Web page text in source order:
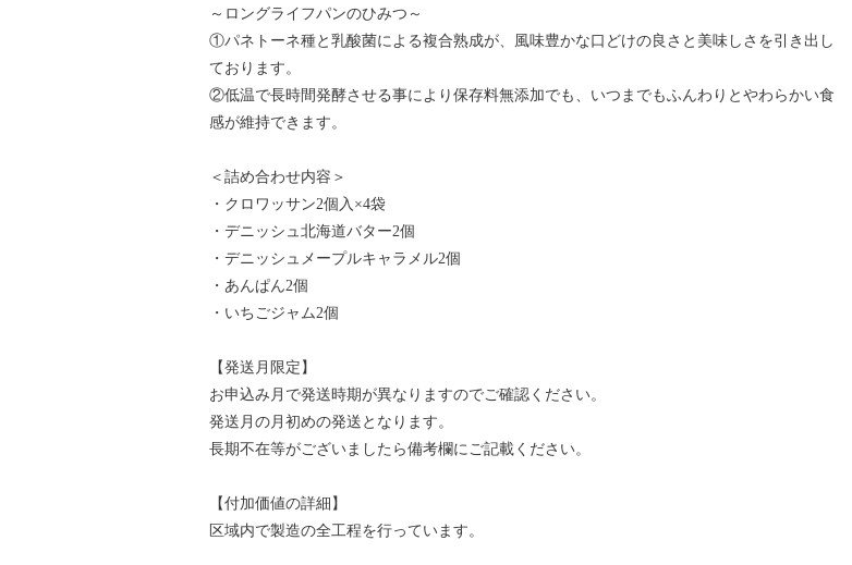
～ロングライフパンのひみつ～
①パネトーネ種と乳酸菌による複合熟成が、風味豊かな口どけの良さと美味しさを引き出し
ております。
②低温で長時間発酵させる事により保存料無添加でも、いつまでもふんわりとやわらかい食
感が維持できます。
＜詰め合わせ内容＞
・クロワッサン2個入×4袋
・デニッシュ北海道バター2個
・デニッシュメープルキャラメル2個
・あんぱん2個
・いちごジャム2個
【発送月限定】
お申込み月で発送時期が異なりますのでご確認ください。
発送月の月初めの発送となります。
長期不在等がございましたら備考欄にご記載ください。
【付加価値の詳細】
区域内で製造の全工程を行っています。